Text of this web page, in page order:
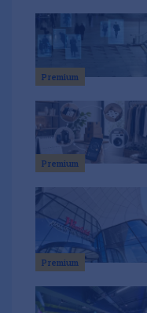
Premium
Premium
Premium